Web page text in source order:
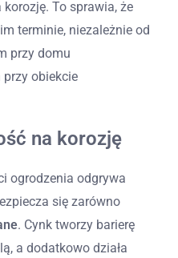
To sprawia, że
terminie, niezależnie od
przy domu
obiekcie
na korozję
ogrodzenia odgrywa
się zarówno
. Cynk tworzy barierę
a dodatkowo działa